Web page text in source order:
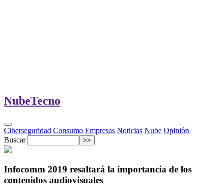
NubeTecno
Ciberseguridad Consumo Empresas Noticias Nube Opinión
Buscar
Infocomm 2019 resaltará la importancia de los
contenidos audiovisuales